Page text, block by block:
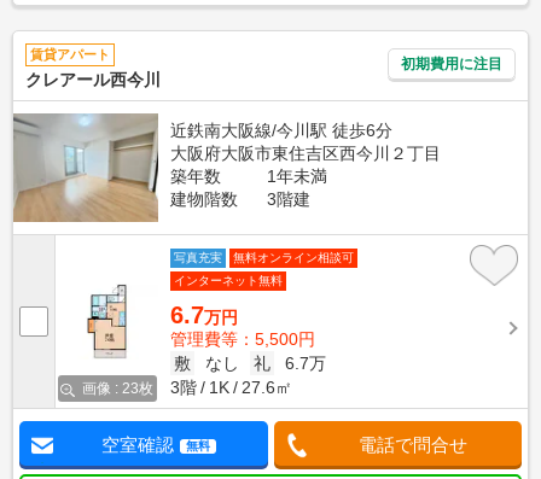
賃貸アパート
クレアール西今川
初期費用に注目
近鉄南大阪線/今川駅 徒歩6分
大阪府大阪市東住吉区西今川２丁目
築年数
1年未満
建物階数
3階建
画像 : 23枚
写真充実
無料オンライン相談可
インターネット無料
6.7万円
管理費等：5,500円
敷
なし 礼
6.7万
3階
1K 27.6㎡
空室確認 無料 電話で問合せ